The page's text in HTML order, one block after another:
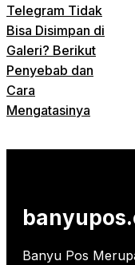
Telegram Tidak
Bisa Disimpan di
Galeri? Berikut
Penyebab dan
Cara
Mengatasinya
Banyu Pos